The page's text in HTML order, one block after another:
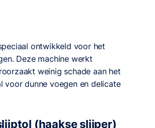
ontwikkeld voor het
Deze machine werkt
weinig schade aan het
voor dunne voegen en delicate
(haakse slijper)